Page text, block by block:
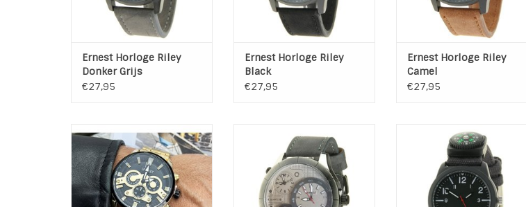
Ernest Horloge Riley
Donker Grijs
€27,95
Ernest Horloge Riley
Black
€27,95
Ernest Horloge Riley
Camel
€27,95
Heren horloge Enrico Gold met
stalen band.
TOEVOEGEN AAN WINKELWAGEN
robuust heren horloge met een
grote horloge kast
Kleur band: grijs
Materiaal band: Leder
Kleur wijzerplaat: Zwart/Bruin
Nooit meer verdwalen met
Horloge Compass van het merk
Ernest in de kleur Zwart. Het
horloge heeft ook een kompas
welke verschuifbaar is op de
band.